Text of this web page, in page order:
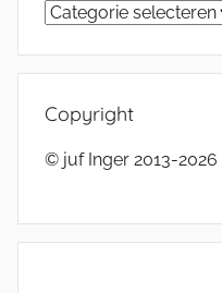
Categorieën
Copyright
© juf Inger 2013-2026